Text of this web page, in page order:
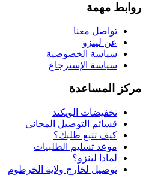
روابط مهمة
تواصل معنا
عن لينزو
سياسة الخصوصية
سياسة الإسترجاع
مركز المساعدة
تخفيضات الويكند
قسائم التوصيل المجاني
كيف تتبع طلبك؟
موعد تسليم الطلبيات
لماذا لينزو؟
توصيل لخارج ولاية الخرطوم